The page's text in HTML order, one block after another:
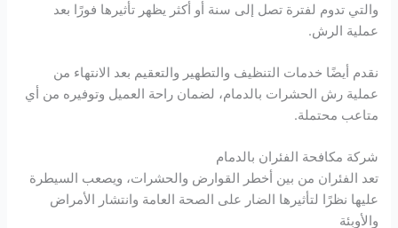
والتي تدوم لفترة تصل إلى سنة أو أكثر يظهر تأثيرها فورًا بعد
عملية الرش.
نقدم أيضًا خدمات التنظيف والتطهير والتعقيم بعد الانتهاء من
عملية رش الحشرات بالدمام، لضمان راحة العميل وتوفيره من أي
متاعب محتملة.
شركة مكافحة الفئران بالدمام
تعد الفئران من بين أخطر القوارض والحشرات، ويصعب السيطرة
عليها نظرًا لتأثيرها الضار على الصحة العامة وانتشار الأمراض
والأوبئة